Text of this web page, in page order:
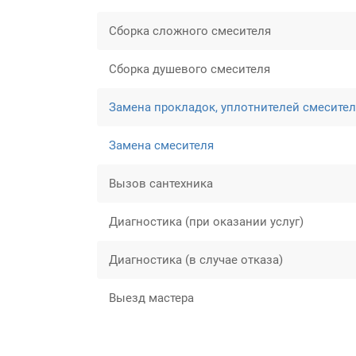
Сборка сложного смесителя
Сборка душевого смесителя
Замена прокладок, уплотнителей
Замена смесителя
Вызов сантехника
Диагностика (при оказании услуг)
Диагностика (в случае отказа)
Выезд мастера